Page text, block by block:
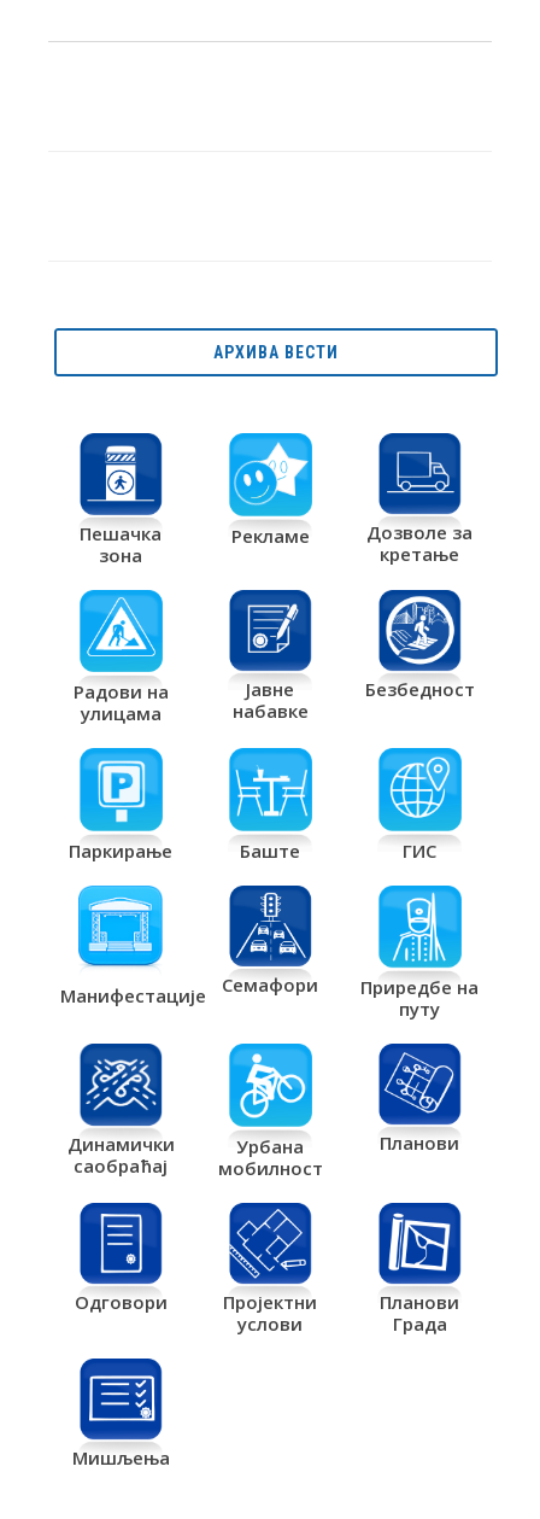
АРХИВА ВЕСТИ
Пешачка
зона
Рекламе
Дозволе за
кретање
Радови на
улицама
Јавне
набавке
Безбедност
Паркирање Баште ГИС
Манифестације Семафори
Приредбе на
путу
Динамички
саобраћај
Урбана
мобилност
Планови
Одговори
Пројектни
услови
Планови
Града
Мишљења